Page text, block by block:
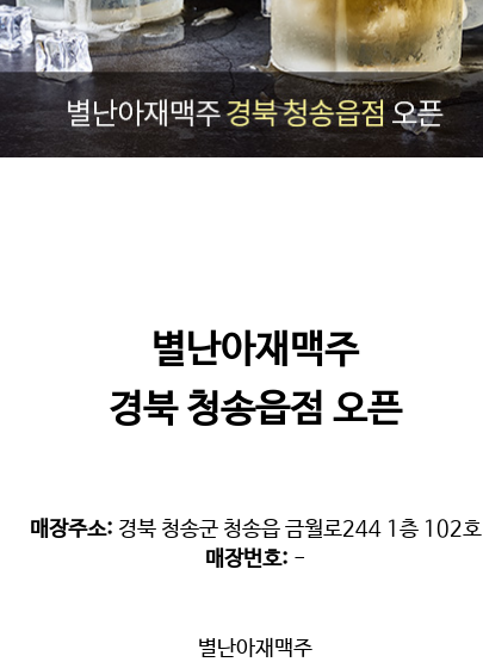
별난아재맥주
경북 청송읍점 오픈
매장주소: 경북 청송군 청송읍 금월로244 1층 102호
매장번호: -
별난아재맥주